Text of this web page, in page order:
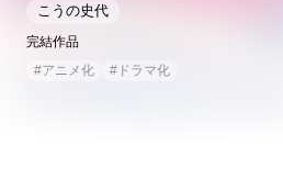
こうの史代
完結作品
#アニメ化 # ドラマ化